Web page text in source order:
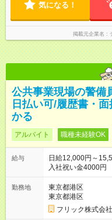
気になる！
掲載元企業名
公共事業現場の警
日払い可/履歴書・
かる
アルバイト 職種未経験OK
給与
日給12,000円～
勤務地
東京都港区
東京都港区
フリック株式会社